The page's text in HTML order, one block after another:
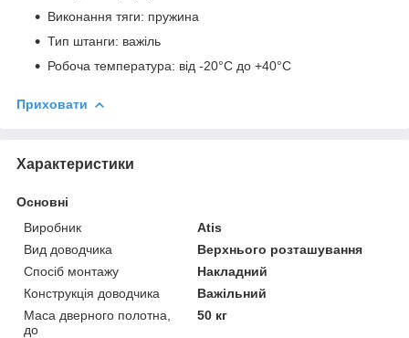
Виконання тяги: пружина
Тип штанги: важіль
Робоча температура: від -20°C до +40°C
Приховати
Характеристики
Основні
Виробник
Atis
Вид доводчика
Верхнього розташування
Спосіб монтажу
Накладний
Конструкція доводчика
Важільний
Маса дверного полотна,
до
50 кг